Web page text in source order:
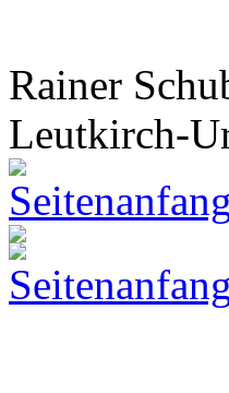
Rainer
Leutkirch-